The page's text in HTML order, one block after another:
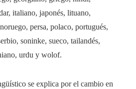
italiano, japonés, lituano,
persa, polaco, portugués,
soninke, sueco, tailandés,
urdu y wolof.
se explica por el cambio en